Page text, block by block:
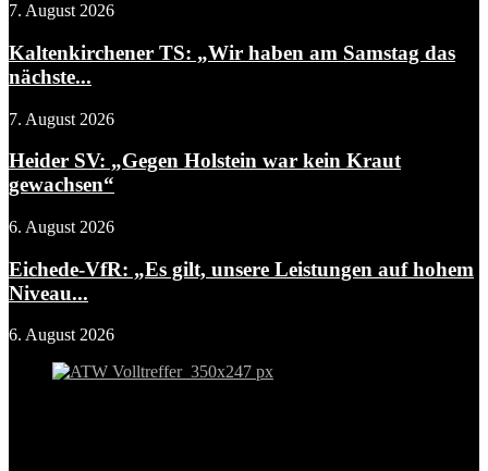
7. August 2026
Kaltenkirchener TS: „Wir haben am Samstag das
nächste...
7. August 2026
Heider SV: „Gegen Holstein war kein Kraut
gewachsen“
6. August 2026
Eichede-VfR: „Es gilt, unsere Leistungen auf hohem
Niveau...
6. August 2026